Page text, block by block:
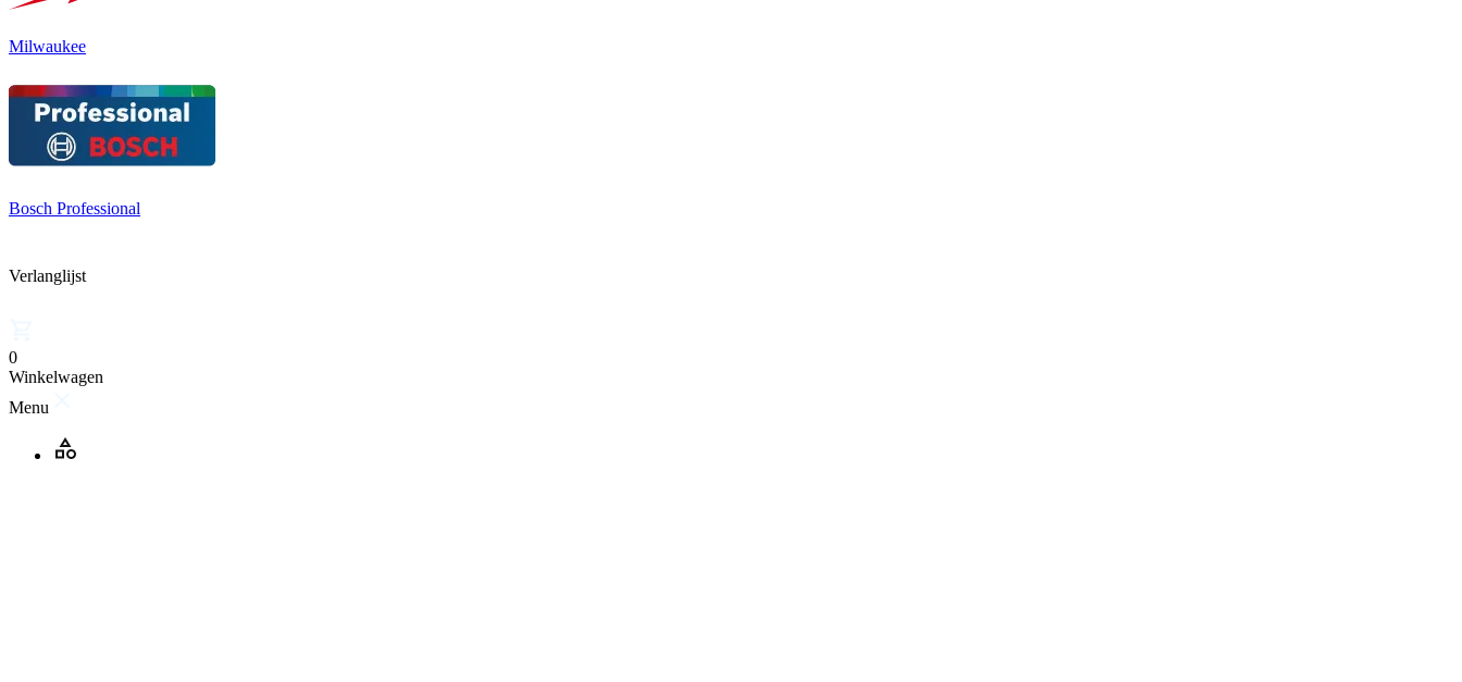
Milwaukee
Bosch Professional
Verlanglijst
0
Winkelwagen
Menu